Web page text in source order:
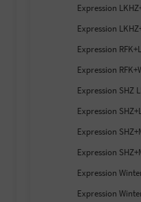
Expression
Expression
Expression
Expression
Expression SHZ
Expression
Expression
Expression
Expression
Expression